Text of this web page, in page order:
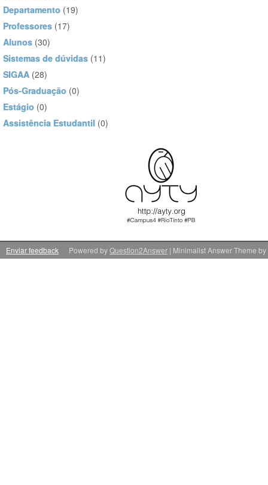
Departamento (19)
Professores (17)
Alunos (30)
Sistemas de dúvidas (11)
SIGAA (28)
Pós-Graduação (0)
Estágio (0)
Assistência Estudantil (0)
Enviar feedback | Minimalist Answer Theme by
Powered byQuestion2Answer